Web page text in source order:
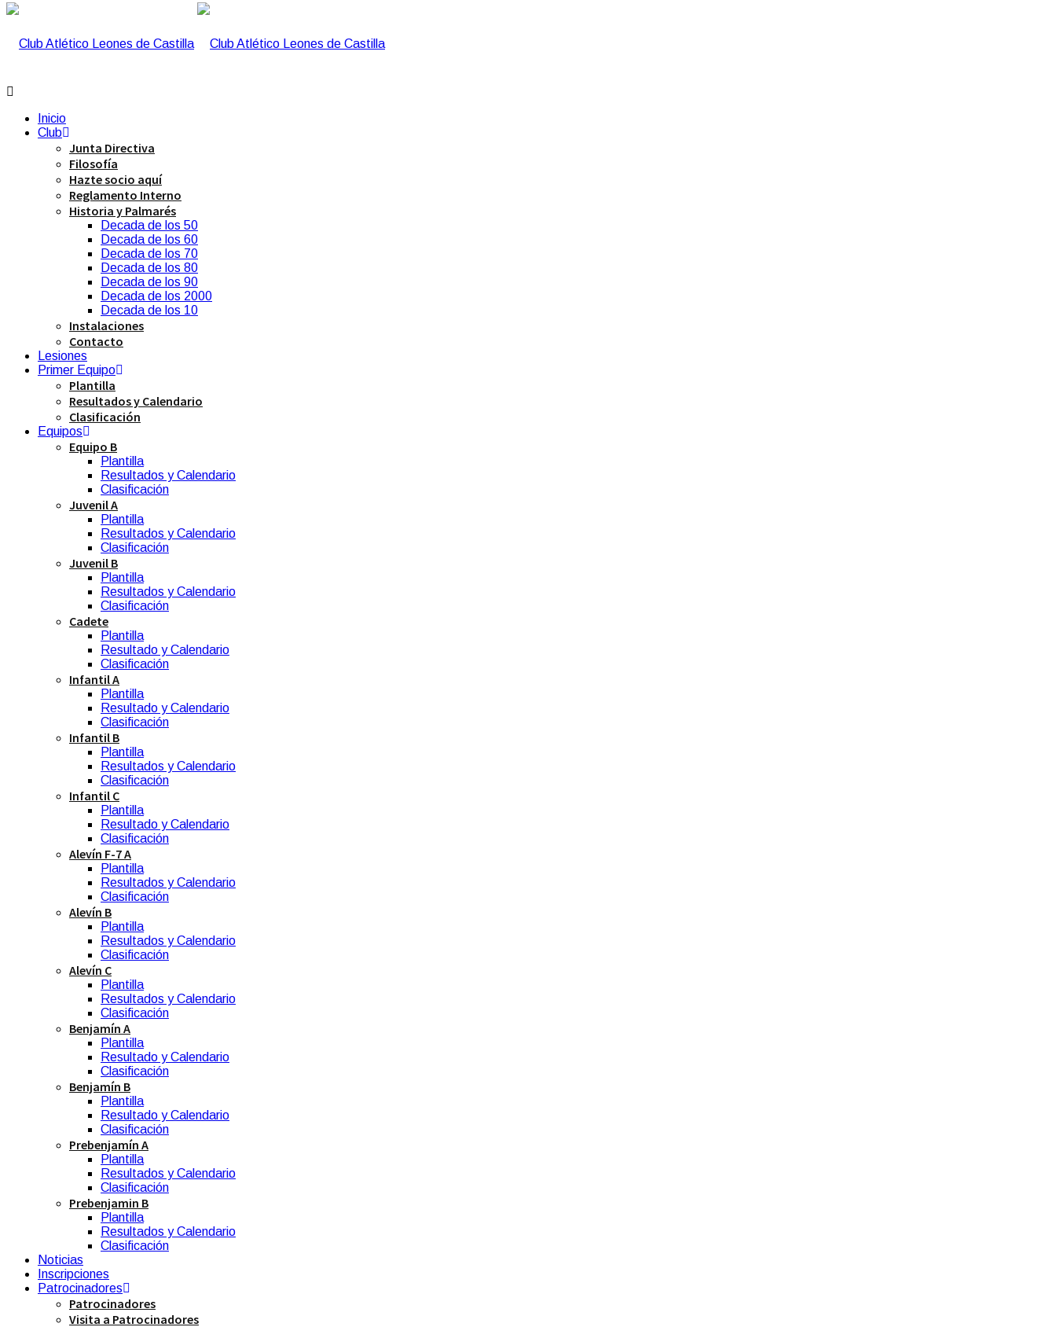
Inicio
Club
Junta Directiva
Filosofía
Hazte socio aquí
Reglamento Interno
Historia y Palmarés
Decada de los 50
Decada de los 60
Decada de los 70
Decada de los 80
Decada de los 90
Decada de los 2000
Decada de los 10
Instalaciones
Contacto
Lesiones
Primer Equipo
Plantilla
Resultados y Calendario
Clasificación
Equipos
Equipo B
Plantilla
Resultados y Calendario
Clasificación
Juvenil A
Plantilla
Resultados y Calendario
Clasificación
Juvenil B
Plantilla
Resultados y Calendario
Clasificación
Cadete
Plantilla
Resultado y Calendario
Clasificación
Infantil A
Plantilla
Resultado y Calendario
Clasificación
Infantil B
Plantilla
Resultados y Calendario
Clasificación
Infantil C
Plantilla
Resultado y Calendario
Clasificación
Alevín F-7 A
Plantilla
Resultados y Calendario
Clasificación
Alevín B
Plantilla
Resultados y Calendario
Clasificación
Alevín C
Plantilla
Resultados y Calendario
Clasificación
Benjamín A
Plantilla
Resultado y Calendario
Clasificación
Benjamín B
Plantilla
Resultado y Calendario
Clasificación
Prebenjamín A
Plantilla
Resultados y Calendario
Clasificación
Prebenjamin B
Plantilla
Resultados y Calendario
Clasificación
Noticias
Inscripciones
Patrocinadores
Patrocinadores
Visita a Patrocinadores